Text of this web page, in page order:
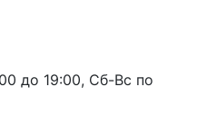
до 19:00, Сб-Вс по